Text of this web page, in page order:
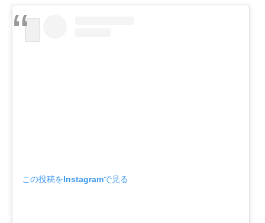
この投稿をInstagramで見る